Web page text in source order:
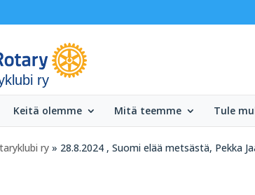
ry
Keitä olemme Mitä teemme Tule
ry » 28.8.2024 , Suomi elää metsästä, Pekka